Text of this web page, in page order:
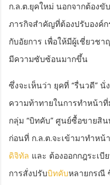
ก.ล.ต.ยุคใหม่ นอกจากต้องขั
ภารกิจสำคัญที่ต้องปรับองค์
กับอัยการ เพื่อให้มีผู้เชี่ยวช
มีความซับซ้อนมากขึ้น
ซึ่งจะเห็นว่า ยุคที่ “รื่นวดี”
ความท้าทายในการทำหน้า
กลุ่ม “บิทคับ” ศูนย์ซื้อขายสิ
ก่อนที่ ก.ล.ต.จะเข้ามาทำหน้
ดิจิทัล และ ต้องออกกฎระเ
การสั่งปรับบิทคับหลายกรณี